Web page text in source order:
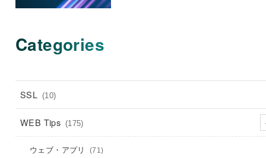
Categories
SSL (10)
WEB Tips (175)
ウェブ・アプリ (71)